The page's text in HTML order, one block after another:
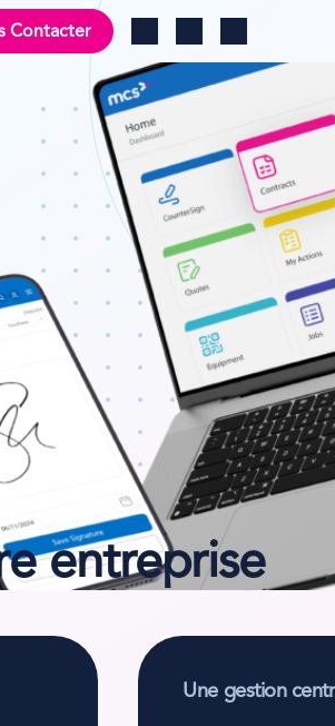
Contacter
Log inSearchChange region
entreprise
Une gestion